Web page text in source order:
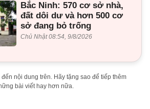
Bắc Ninh: 570 cơ sở nhà,
đất dôi dư và hơn 500 cơ
sở đang bỏ trống
Chủ Nhật 08:54, 9/8/2026
nội dung trên. Hãy tặng sao để tiếp thêm
bài viết hay hơn nữa.